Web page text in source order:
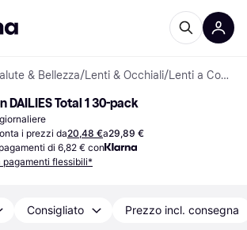
& Bellezza/Lenti & Occhiali/ Lenti a Contatto
DAILIES Total 1 30-pack
i prezzi da20,48 €a29,89 €
di 6,82 € con
pagamenti flessibili*
Consigliato Prezzo incl. consegna